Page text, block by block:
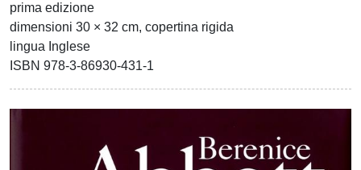
prima edizione
dimensioni 30 × 32 cm, copertina rigida
lingua Inglese
ISBN 978-3-86930-431-1